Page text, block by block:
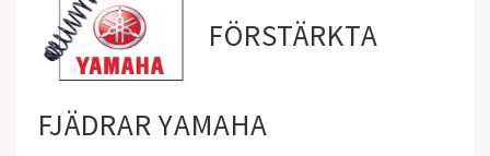
FÖRSTÄRKTA
FJÄDRAR YAMAHA